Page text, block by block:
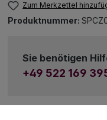
Zum Merkzettel
Produktnummer:
Sie benötigen
+49 522 169
zu können.
Mehr